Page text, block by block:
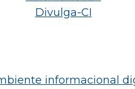
informacional